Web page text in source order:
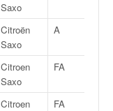
Saxo
Citroën
Saxo
A
Citroen
Saxo
FA
Citroen
FA